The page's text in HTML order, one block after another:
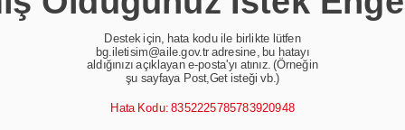
Destek için, hata kodu ile birlikte lütfen
bg.iletisim@aile.gov.tr adresine, bu hatayı
aldığınızı açıklayan e-posta'yı atınız. (Örneğin
şu sayfaya Post,Get isteği vb.)
Hata Kodu: 8352225785783920948